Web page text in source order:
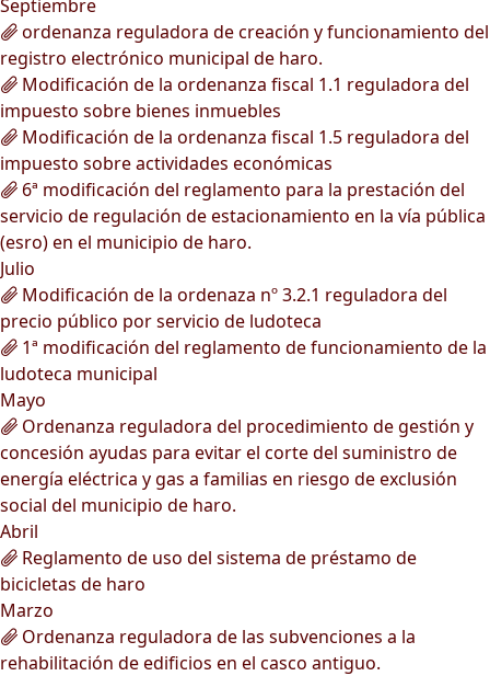
Septiembre
ordenanza reguladora de creación y funcionamiento del
registro electrónico municipal de haro.
Modificación de la ordenanza fiscal 1.1 reguladora del
impuesto sobre bienes inmuebles
Modificación de la ordenanza fiscal 1.5 reguladora del
impuesto sobre actividades económicas
6ª modificación del reglamento para la prestación del
servicio de regulación de estacionamiento en la vía pública
(esro) en el municipio de haro.
Julio
Modificación de la ordenaza nº 3.2.1 reguladora del
precio público por servicio de ludoteca
1ª modificación del reglamento de funcionamiento de la
ludoteca municipal
Mayo
Ordenanza reguladora del procedimiento de gestión y
concesión ayudas para evitar el corte del suministro de
energía eléctrica y gas a familias en riesgo de exclusión
social del municipio de haro.
Abril
Reglamento de uso del sistema de préstamo de
bicicletas de haro
Marzo
Ordenanza reguladora de las subvenciones a la
rehabilitación de edificios en el casco antiguo.